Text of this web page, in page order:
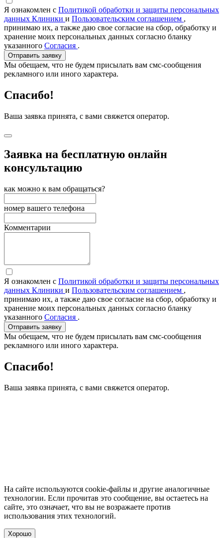
Я ознакомлен с Политикой обработки и защиты персональных
данных Клиники и Пользовательским соглашением ,
принимаю их, а также даю свое согласие на сбор, обработку и
хранение моих персональных данных согласно бланку
указанного Согласия .
Отправить заявку
Мы обещаем, что не будем присылать вам смс-сообщения
рекламного или иного характера.
Спасибо!
Ваша заявка принята, с вами свяжется оператор.
Заявка на бесплатную онлайн
консультацию
как можно к вам обращаться?
номер вашего телефона
Комментарии
Я ознакомлен с Политикой обработки и защиты персональных
данных Клиники и Пользовательским соглашением ,
принимаю их, а также даю свое согласие на сбор, обработку и
хранение моих персональных данных согласно бланку
указанного Согласия .
Отправить заявку
Мы обещаем, что не будем присылать вам смс-сообщения
рекламного или иного характера.
Спасибо!
Ваша заявка принята, с вами свяжется оператор.
На сайте используются cookie-файлы и другие аналогичные
технологии. Если прочитав это сообщение, вы остаетесь на
сайте, это означает, что вы не возражаете против
использования этих технологий.
Хорошо